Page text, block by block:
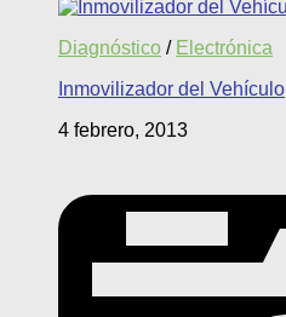
Diagnóstico / Electrónica
Inmovilizador del Vehículo
4 febrero, 2013